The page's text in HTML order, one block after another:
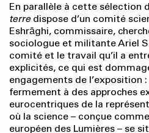
En parallèle à cette sélection
terredispose d’un comité
Eshrāghi, commissaire,
sociologue et militante Ariel
comité et le travail qu’il a
explicités, ce qui est
engagements de l’expo­sition
fermement à des approches
eurocentriques de la
où la science – conçue
européen des Lumières – se